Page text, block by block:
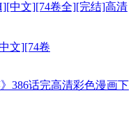
文][74卷